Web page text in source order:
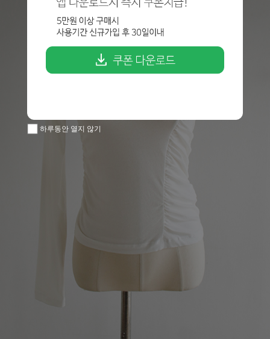
하루동안 열지 않기